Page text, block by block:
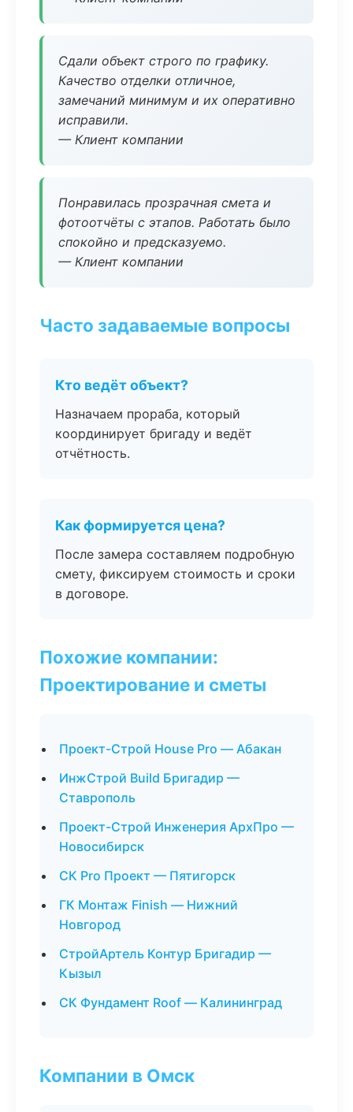
Сдали объект строго по графику.
Качество отделки отличное,
замечаний минимум и их оперативно
исправили.
— Клиент компании
Понравилась прозрачная смета и
фотоотчёты с этапов. Работать было
спокойно и предсказуемо.
— Клиент компании
Часто задаваемые вопросы
Кто ведёт объект?
Назначаем прораба, который
координирует бригаду и ведёт
отчётность.
Как формируется цена?
После замера составляем подробную
смету, фиксируем стоимость и сроки
в договоре.
Похожие компании:
Проектирование и сметы
Проект-Строй House Pro — Абакан
ИнжСтрой Build Бригадир —
Ставрополь
Проект-Строй Инженерия АрхПро —
Новосибирск
СК Pro Проект — Пятигорск
ГК Монтаж Finish — Нижний
Новгород
СтройАртель Контур Бригадир —
Кызыл
СК Фундамент Roof — Калининград
Компании в Омск